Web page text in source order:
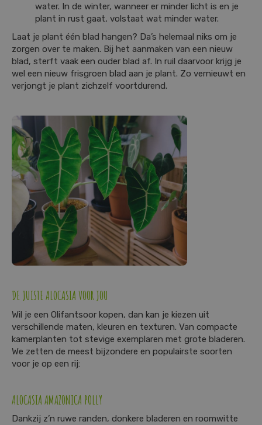
water. In de winter, wanneer er minder licht is en je
plant in rust gaat, volstaat wat minder water.
Laat je plant één blad hangen? Da’s helemaal niks om je
zorgen over te maken. Bij het aanmaken van een nieuw
blad, sterft vaak een ouder blad af. In ruil daarvoor krijg je
wel een nieuw frisgroen blad aan je plant. Zo vernieuwt en
verjongt je plant zichzelf voortdurend.
DE JUISTE ALOCASIA VOOR JOU
Wil je een Olifantsoor kopen, dan kan je kiezen uit
verschillende maten, kleuren en texturen. Van compacte
kamerplanten tot stevige exemplaren met grote bladeren.
We zetten de meest bijzondere en populairste soorten
voor je op een rij:
ALOCASIA AMAZONICA POLLY
Dankzij z’n ruwe randen, donkere bladeren en roomwitte